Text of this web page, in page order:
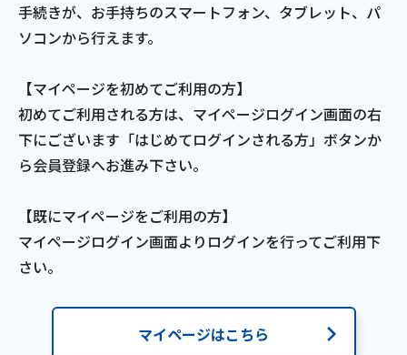
おトクな情報
お電話でのお問い合わせ
手続きが、 お手持ちのスマートフォン、タブレット、パ
ソコンから行えます。
【マイページを初めてご利用の方】
初めてご利用される方は、マイページログイン画面の右
下にございます 「はじめてログインされる方」ボタンか
ら会員登録へお進み下さい。
【既にマイページをご利用の方】
マイページログイン画面よりログインを行ってご利用下
さい。
マイページはこちら